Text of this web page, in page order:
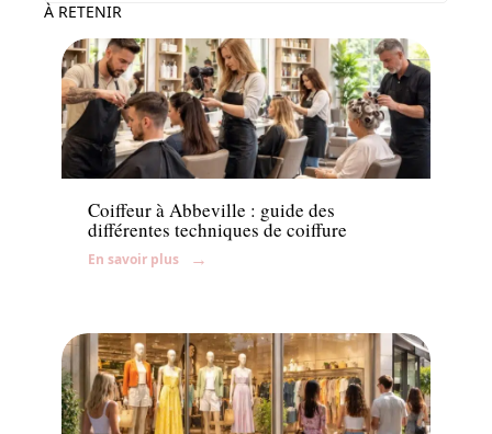
À RETENIR
Beauté
Coiffeur à Abbeville : guide des
différentes techniques de coiffure
En savoir plus